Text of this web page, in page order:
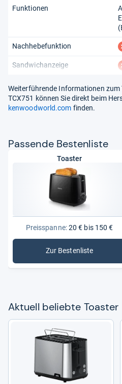
Funktionen
Nachhebefunktion
Sandwichanzeige
Weiterführende Informationen
TCX751 können Sie direkt beim
kenwoodworld.com finden.
Pas­sende Bes­ten­liste
Toaster
Preisspanne:20 € bis 150 €
Zur Bestenliste
: Toaster
Aktu­ell beliebte Toas­ter